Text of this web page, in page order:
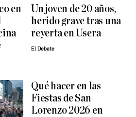
en
Un joven de 20 años,
herido grave tras una
reyerta en Usera
El Debate
Qué hacer en las
Fiestas de San
Lorenzo 2026 en